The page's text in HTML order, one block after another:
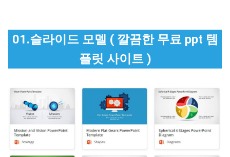
01.슬라이드 모델 ( 깔끔한 무료 ppt 템
플릿 사이트 )